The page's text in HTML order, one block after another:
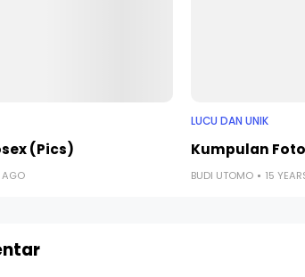
(Pics)
AGO
LUCU DAN UNIK
Kumpulan
BUDI UTOMO 15